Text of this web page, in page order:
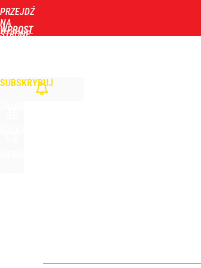
PRZEJDŹ
NA
STRONĘ
WPROST
SUBSKRYBUJ
dodaj